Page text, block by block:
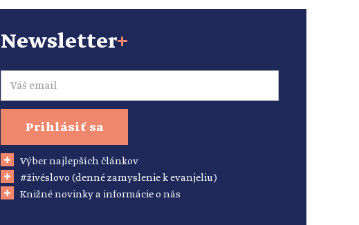
Newsletter+
Email
Prihlásiť sa
Výber najlepších článkov
#živéslovo (denné zamyslenie k evanjeliu)
Knižné novinky a informácie o nás